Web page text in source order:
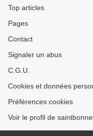
Top articles
Pages
Contact
Signaler un abus
C.G.U.
Cookies et données
Préférences cookies
Voir le profil de